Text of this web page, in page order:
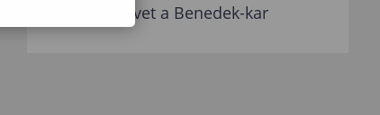
zárta a tanévet a Benedek-kar